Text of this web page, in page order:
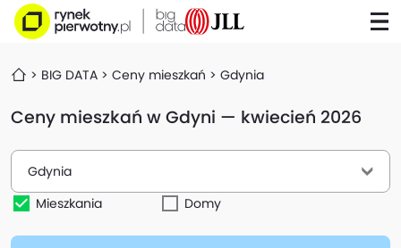
BIG DATA Ceny mieszkań Gdynia
Ceny mieszkań w Gdyni — kwiecień 2026
Mieszkania Domy
Gdynia